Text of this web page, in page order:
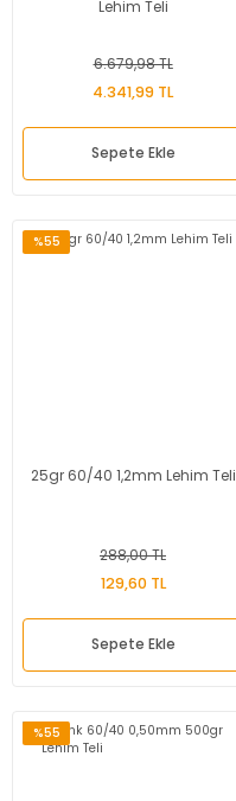
Lehim Teli
6.679,98 TL
4.341,99 TL
Sepete Ekle
%55
25gr 60/40 1,2mm Lehim Teli
288,00 TL
129,60 TL
Sepete Ekle
%55